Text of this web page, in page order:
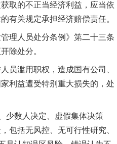
取的不正当经济利益，应当依
有关规定承担经济赔偿责任。
理人员处分条例》第二十三条
除处分。
滥用职权，造成国有公司、
利益遭受特别重大损失的，处
少数人决定、虚假集体决策
包括无风控、无可行性研究、